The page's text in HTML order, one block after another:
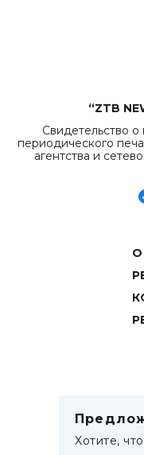
“ZTB
Свидетельство о
периодического
агентства и
О
Хотите,